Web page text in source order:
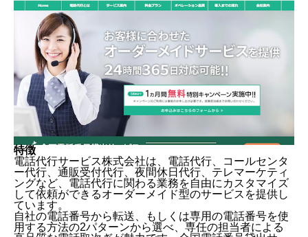
特徴
電話代行サービス株式会社は、電話代行、コールセンタ
ー代行、通販受付代行、夜間休日代行、テレマーケティ
ングなど、電話代行に関わる業務を自由にカスタマイズ
して依頼ができるオーダーメイド型のサービスを提供し
ています。
自社の電話番号から転送、もしくは専用の電話番号を使
用する方法の2パターンから選べ、専任の担当者による